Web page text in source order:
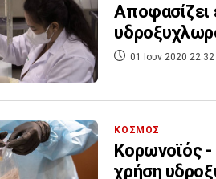
Αποφασίζει
01 Ιουν 2020 22:32
ΚΟΣΜΟΣ
Κορωνοϊός
χρήση